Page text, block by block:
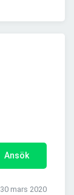
Ansök
30 mars 2020